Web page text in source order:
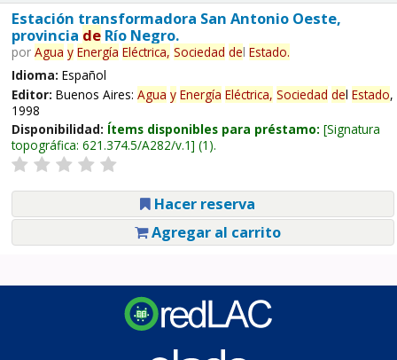
Estación transformadora San Antonio Oeste,
provincia deRío Negro.
por Agua y Energía Eléctrica, Sociedad del Estado.
Idioma: Español
Editor: Buenos Aires: Agua y Energía Eléctrica, Sociedad del Estado,
1998
Disponibilidad: Ítems disponibles para préstamo: Signatura
topográfica: 621.374.5/A282/v.1 (1).
Hacer reserva
Agregar al carrito